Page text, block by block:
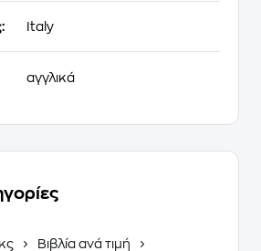
Italy
αγγλικά
Βιβλία ανά τιμή